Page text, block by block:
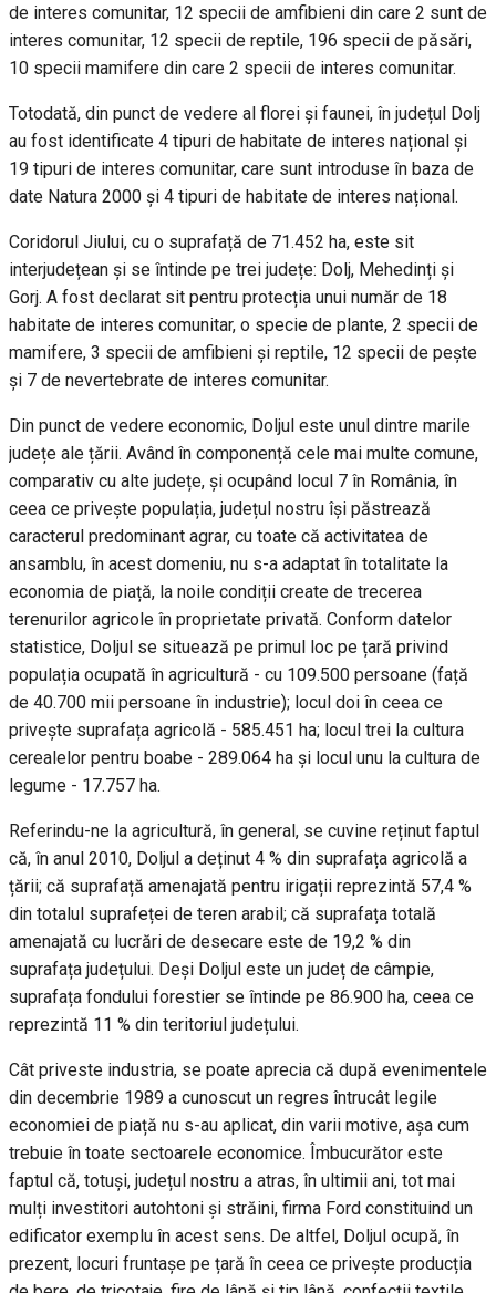
de interes comunitar, 12 specii de amfibieni din care 2 sunt de
interes comunitar, 12 specii de reptile, 196 specii de păsări,
10 specii mamifere din care 2 specii de interes comunitar.
Totodată, din punct de vedere al florei și faunei, în județul Dolj
au fost identificate 4 tipuri de habitate de interes național și
19 tipuri de interes comunitar, care sunt introduse în baza de
date Natura 2000 și 4 tipuri de habitate de interes național.
Coridorul Jiului, cu o suprafață de 71.452 ha, este sit
interjudețean și se întinde pe trei județe: Dolj, Mehedinți și
Gorj. A fost declarat sit pentru protecția unui număr de 18
habitate de interes comunitar, o specie de plante, 2 specii de
mamifere, 3 specii de amfibieni și reptile, 12 specii de pește
și 7 de nevertebrate de interes comunitar.
Din punct de vedere economic, Doljul este unul dintre marile
județe ale țării. Având în componență cele mai multe comune,
comparativ cu alte județe, și ocupând locul 7 în România, în
ceea ce privește populația, județul nostru își păstrează
caracterul predominant agrar, cu toate că activitatea de
ansamblu, în acest domeniu, nu s-a adaptat în totalitate la
economia de piață, la noile condiții create de trecerea
terenurilor agricole în proprietate privată. Conform datelor
statistice, Doljul se situează pe primul loc pe țară privind
populația ocupată în agricultură - cu 109.500 persoane (față
de 40.700 mii persoane în industrie); locul doi în ceea ce
privește suprafața agricolă - 585.451 ha; locul trei la cultura
cerealelor pentru boabe - 289.064 ha și locul unu la cultura de
legume - 17.757 ha.
Referindu-ne la agricultură, în general, se cuvine reținut faptul
că, în anul 2010, Doljul a deținut 4 % din suprafața agricolă a
țării; că suprafață amenajată pentru irigații reprezintă 57,4 %
din totalul suprafeței de teren arabil; că suprafața totală
amenajată cu lucrări de desecare este de 19,2 % din
suprafața județului. Deși Doljul este un județ de câmpie,
suprafața fondului forestier se întinde pe 86.900 ha, ceea ce
reprezintă 11 % din teritoriul județului.
Cât priveste industria, se poate aprecia că după evenimentele
din decembrie 1989 a cunoscut un regres întrucât legile
economiei de piață nu s-au aplicat, din varii motive, așa cum
trebuie în toate sectoarele economice. Îmbucurător este
faptul că, totuși, județul nostru a atras, în ultimii ani, tot mai
mulți investitori autohtoni și străini, firma Ford constituind un
edificator exemplu în acest sens. De altfel, Doljul ocupă, în
prezent, locuri fruntașe pe țară în ceea ce privește producția